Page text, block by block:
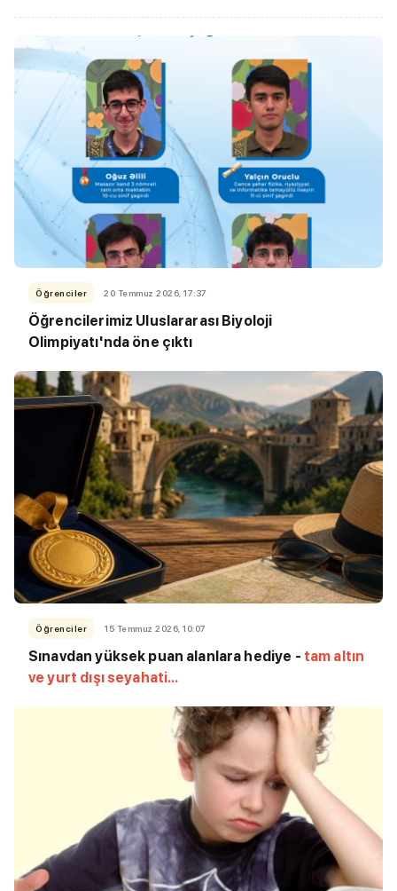
Öğrenciler 20 Temmuz 2026, 17:37
Öğrencilerimiz Uluslararası Biyoloji
Olimpiyatı'nda öne çıktı
Öğrenciler 15 Temmuz 2026, 10:07
Sınavdan yüksek puan alanlara hediye - tam altın
ve yurt dışı seyahati...